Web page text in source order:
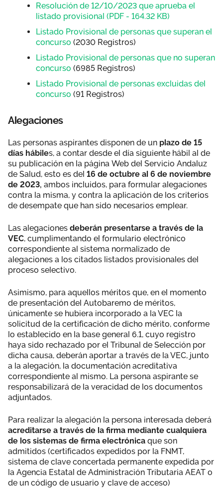
Resolución de 12/10/2023 que aprueba el
listado provisional (PDF - 164.32 KB)
Listado Provisional de personas que superan el
concurso (2030 Registros)
Listado Provisional de personas que no superan
concurso (6985 Registros)
Listado Provisional de personas excluidas del
concurso (91 Registros)
Alegaciones
Las personas aspirantes disponen de un plazo de 15
días hábiles, a contar desde el día siguiente hábil al de
su publicación en la página Web del Servicio Andaluz
de Salud, esto es del 16 de octubre al 6 de noviembre
de 2023, ambos incluidos, para formular alegaciones
contra la misma, y contra la aplicación de los criterios
de desempate que han sido necesarios emplear.
Las alegaciones deberán presentarse a través de la
VEC, cumplimentando el formulario electrónico
correspondiente al sistema normalizado de
alegaciones a los citados listados provisionales del
proceso selectivo.
Asimismo, para aquellos méritos que, en el momento
de presentación del Autobaremo de méritos,
únicamente se hubiera incorporado a la VEC la
solicitud de la certificación de dicho mérito, conforme
lo establecido en la base general 6.1, cuyo registro
haya sido rechazado por el Tribunal de Selección por
dicha causa, deberán aportar a través de la VEC, junto
a la alegación, la documentación acreditativa
correspondiente al mismo. La persona aspirante se
responsabilizará de la veracidad de los documentos
adjuntados.
Para realizar la alegación la persona interesada deberá
acreditarse a través de la firma mediante cualquiera
de los sistemas de firma electrónica que son
admitidos (certificados expedidos por la FNMT,
sistema de clave concertada permanente expedida por
la Agencia Estatal de Administración Tributaria AEAT o
de un código de usuario y clave de acceso)